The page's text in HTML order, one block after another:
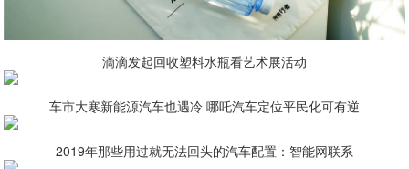
滴滴发起回收塑料水瓶看艺术展活动
车市大寒新能源汽车也遇冷 哪吒汽车定位平民化可有逆
2019年那些用过就无法回头的汽车配置：智能网联系